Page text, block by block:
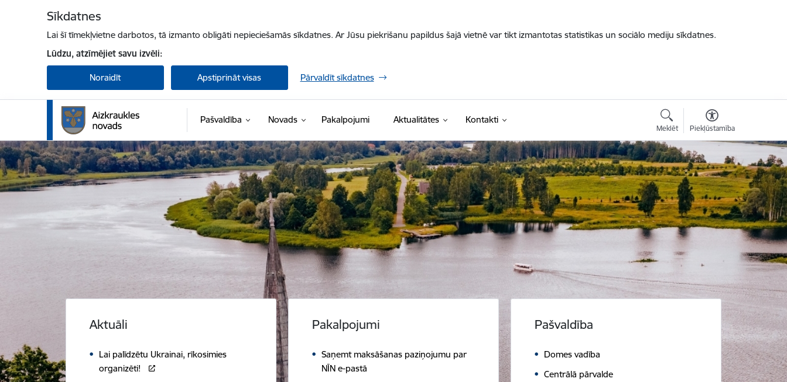
Sīkdatnes
Lai šī tīmekļvietne darbotos, tā izmanto obligāti nepieciešamās sīkdatnes. Ar Jūsu piekrišanu papildus šajā vietnē var tikt izmantotas statistikas un sociālo mediju sīkdatnes.
Lūdzu, atzīmējiet savu izvēli:
Noraidīt Apstiprināt visas Pārvaldīt sīkdatnes
Pašvaldība Novads Pakalpojumi Aktualitātes Kontakti
Meklēt Piekļūstamība
Aizkraukles novada pašvaldība
Aktuāli
Lai palīdzētu Ukrainai, rīkosimies
organizēti!
Pakalpojumi
Saņemt maksāšanas paziņojumu par
NĪN e-pastā
Pašvaldība
Domes vadība
Centrālā pārvalde